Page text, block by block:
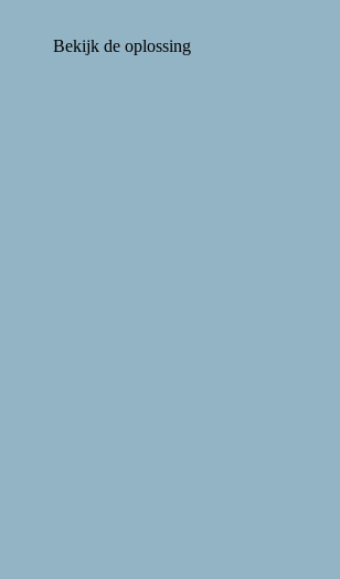
Bekijk de oplossing